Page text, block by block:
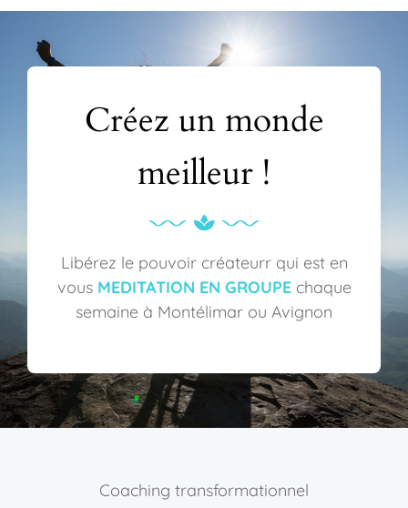
Créez un monde
meilleur !
Libérez le pouvoir créateurr qui est en
vous MEDITATION EN GROUPEchaque
semaine à Montélimar ou Avignon
Coaching transformationnel